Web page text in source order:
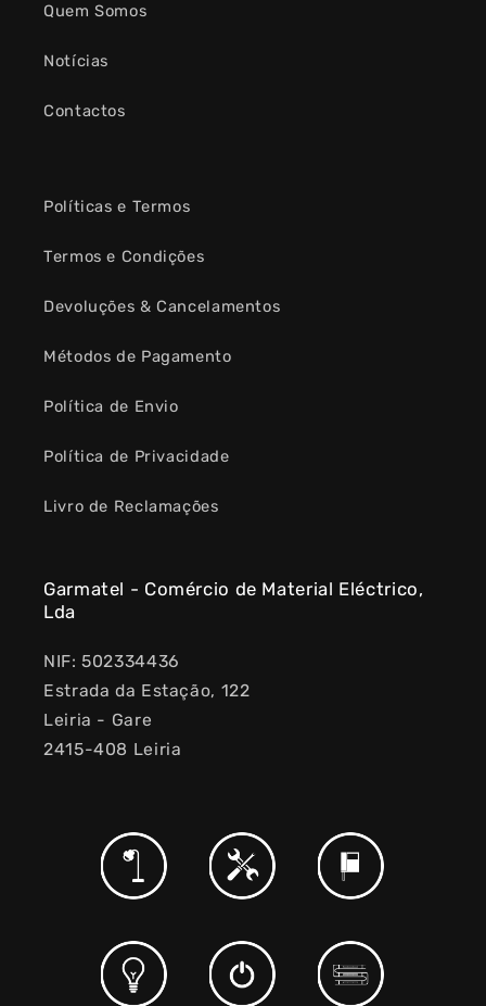
Quem Somos
Notícias
Contactos
Políticas e Termos
Termos e Condições
Devoluções & Cancelamentos
Métodos de Pagamento
Política de Envio
Política de Privacidade
Livro de Reclamações
Garmatel - Comércio de Material Eléctrico,
Lda
NIF: 502334436
Estrada da Estação, 122
Leiria - Gare
2415-408 Leiria